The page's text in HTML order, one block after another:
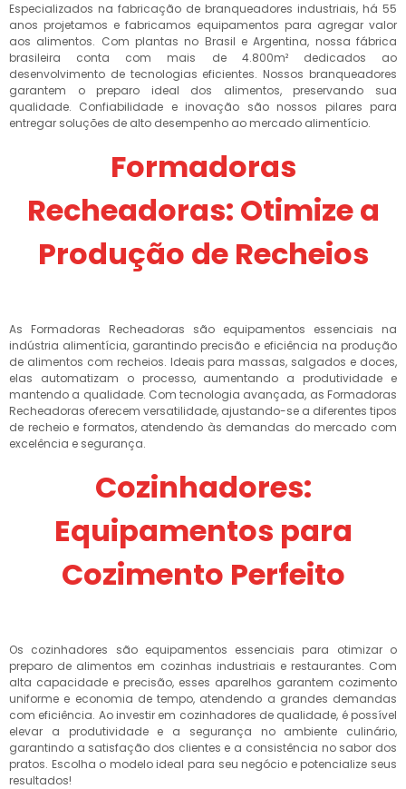
Especializados na fabricação de branqueadores industriais, há 55
anos projetamos e fabricamos equipamentos para agregar valor
aos alimentos. Com plantas no Brasil e Argentina, nossa fábrica
brasileira conta com mais de 4.800m² dedicados ao
desenvolvimento de tecnologias eficientes. Nossos branqueadores
garantem o preparo ideal dos alimentos, preservando sua
qualidade. Confiabilidade e inovação são nossos pilares para
entregar soluções de alto desempenho ao mercado alimentício.
Formadoras
Recheadoras: Otimize a
Produção de Recheios
As Formadoras Recheadoras são equipamentos essenciais na
indústria alimentícia, garantindo precisão e eficiência na produção
de alimentos com recheios. Ideais para massas, salgados e doces,
elas automatizam o processo, aumentando a produtividade e
mantendo a qualidade. Com tecnologia avançada, as Formadoras
Recheadoras oferecem versatilidade, ajustando-se a diferentes tipos
de recheio e formatos, atendendo às demandas do mercado com
excelência e segurança.
Cozinhadores:
Equipamentos para
Cozimento Perfeito
Os cozinhadores são equipamentos essenciais para otimizar o
preparo de alimentos em cozinhas industriais e restaurantes. Com
alta capacidade e precisão, esses aparelhos garantem cozimento
uniforme e economia de tempo, atendendo a grandes demandas
com eficiência. Ao investir em cozinhadores de qualidade, é possível
elevar a produtividade e a segurança no ambiente culinário,
garantindo a satisfação dos clientes e a consistência no sabor dos
pratos. Escolha o modelo ideal para seu negócio e potencialize seus
resultados!